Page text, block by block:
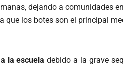
dejando a comunidades
que los botes son el principal
la escuela debido a la grave